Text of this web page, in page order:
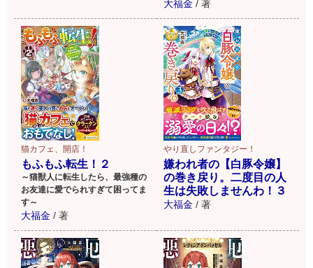
大福金 / 著
猫カフェ、開店！
もふもふ転生！２
～猫獣人に転生したら、最強種の
お友達に愛でられすぎて困ってま
す～
大福金 / 著
やり直しファンタジー！
嫌われ者の【白豚令嬢】
の巻き戻り。二度目の人
生は失敗しませんわ！３
大福金 / 著